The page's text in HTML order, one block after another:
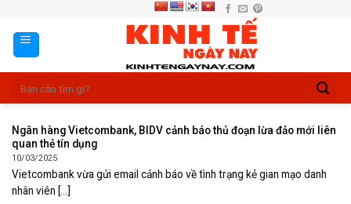
content
Ngân hàng Vietcombank, BIDV cảnh báo thủ đoạn lừa đảo mới liên
quan thẻ tín dụng
10/03/2025
Vietcombank vừa gửi email cảnh báo về tình trạng kẻ gian mạo danh
nhân viên [...]